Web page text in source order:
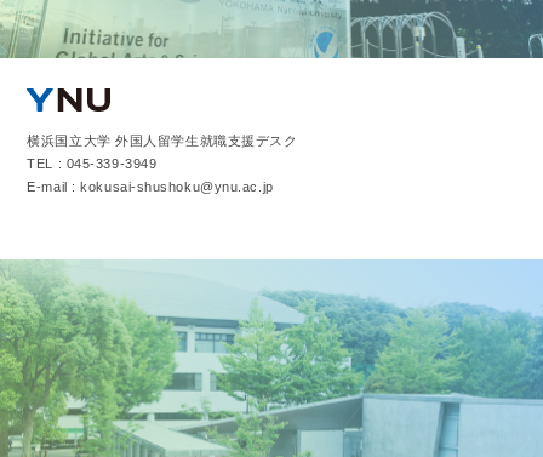
横浜国立大学 外国人留学生就職支援デスク
TEL : 045-339-3949
E-mail : kokusai-shushoku@ynu.ac.jp